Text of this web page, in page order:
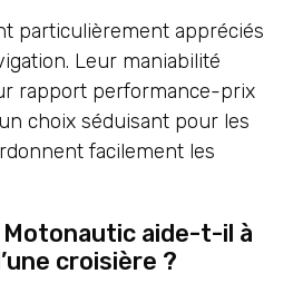
particulièrement appréciés
Leur maniabilité
rapport performance-prix
choix séduisant pour les
facilement les
Motonautic aide-t-il à
croisière ?